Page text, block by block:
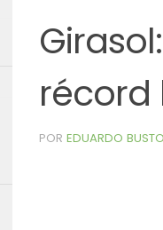
récord
POR EDUARDO